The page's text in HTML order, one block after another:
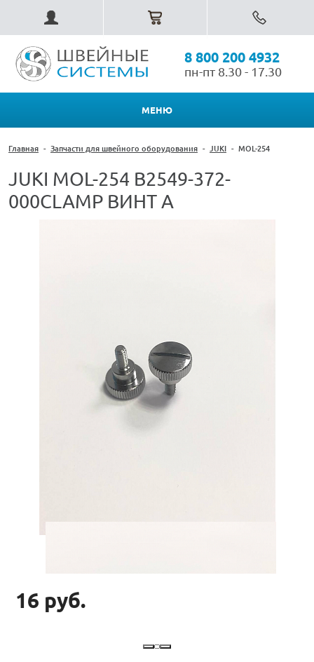
8 800 200 4932
пн-пт 8.30 - 17.30
МЕНЮ
Главная - Запчасти для швейного оборудования - JUKI - MOL-254
JUKI MOL-254 B2549-372-
000CLAMP ВИНТ A
16 руб.